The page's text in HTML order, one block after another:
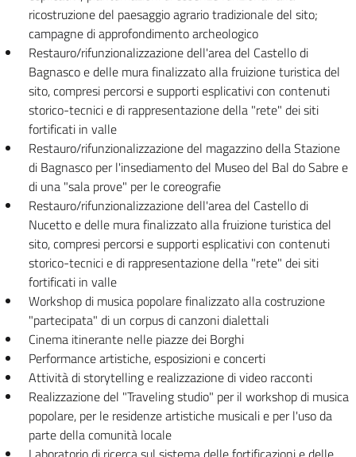
ricostruzione del paesaggio agrario tradizionale del sito;
campagne di approfondimento archeologico
Restauro/rifunzionalizzazione dell'area del Castello di
Bagnasco e delle mura finalizzato alla fruizione turistica del
sito, compresi percorsi e supporti esplicativi con contenuti
storico-tecnici e di rappresentazione della "rete" dei siti
fortificati in valle
Restauro/rifunzionalizzazione del magazzino della Stazione
di Bagnasco per l'insediamento del Museo del Bal do Sabre e
di una "sala prove" per le coreografie
Restauro/rifunzionalizzazione dell'area del Castello di
Nucetto e delle mura finalizzato alla fruizione turistica del
sito, compresi percorsi e supporti esplicativi con contenuti
storico-tecnici e di rappresentazione della "rete" dei siti
fortificati in valle
Workshop di musica popolare finalizzato alla costruzione
"partecipata" di un corpus di canzoni dialettali
Cinema itinerante nelle piazze dei Borghi
Performance artistiche, esposizioni e concerti
Attività di storytelling e realizzazione di video racconti
Realizzazione del "Traveling studio" per il workshop di musica
popolare, per le residenze artistiche musicali e per l'uso da
parte della comunità locale